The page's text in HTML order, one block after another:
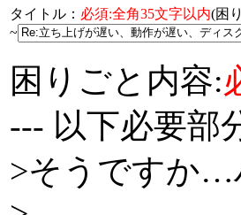
タイトル： 必須:全角35文字以内(困
~
困りごと内容:
--- 以下必要部
>そうですか…